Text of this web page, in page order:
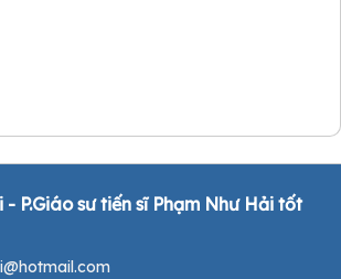
P.Giáo sư tiến sĩ Phạm Như Hải tốt